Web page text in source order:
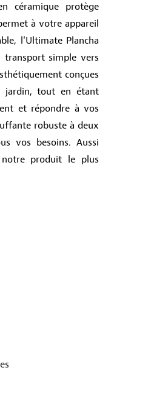
céramique protège
à votre appareil
l'Ultimate Plancha
simple vers
conçues
jardin, tout en étant
et répondre à vos
robuste à deux
vos besoins. Aussi
produit le plus